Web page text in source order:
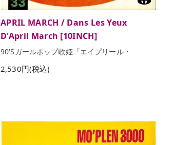
APRIL MARCH / Dans Les Yeux
D'April March [10INCH]
90'Sガールポップ歌姫「エイプリール・
2,530円(税込)